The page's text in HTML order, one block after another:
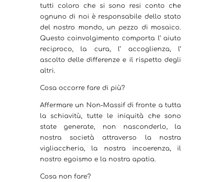
tutti coloro che si sono resi conto che
ognuno di noi è responsabile dello stato
del nostro mondo, un pezzo di mosaico.
Questo coinvolgimento comporta l’ aiuto
reciproco, la cura, l’ accoglienza, l’
ascolto delle differenze e il rispetto degli
altri.
Cosa occorre fare di più?
Affermare un Non-Massif di fronte a tutta
la schiavitù, tutte le iniquità che sono
state generate, non nasconderlo, la
nostra società attraverso la nostra
vigliaccheria, la nostra incoerenza, il
nostro egoismo e la nostra apatia.
Cosa non fare?